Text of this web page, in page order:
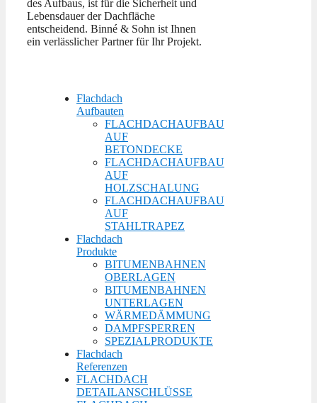
des Aufbaus, ist für die Sicherheit und
Lebensdauer der Dachfläche
entscheidend. Binné & Sohn ist Ihnen
ein verlässlicher Partner für Ihr Projekt.
Flachdach
Aufbauten
FLACHDACHAUFBAU
AUF
BETONDECKE
FLACHDACHAUFBAU
AUF
HOLZSCHALUNG
FLACHDACHAUFBAU
AUF
STAHLTRAPEZ
Flachdach
Produkte
BITUMENBAHNEN
OBERLAGEN
BITUMENBAHNEN
UNTERLAGEN
WÄRMEDÄMMUNG
DAMPFSPERREN
SPEZIALPRODUKTE
Flachdach
Referenzen
FLACHDACH
DETAILANSCHLÜSSE